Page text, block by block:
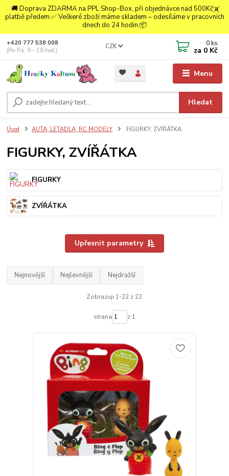
🚚 Doprava ZDARMA na PPL Shop-Box, při objednávce nad 500Kč a
platbě předem.✅ Veškeré zboží máme skladem – odesíláme v pracovních
dnech do 24 hodin.📦
Menu
CZK
Hledat
+420 777 538 008
(Po-Pá, 9 - 18 hod.)
0 ks
za 0 Kč
Úvod AUTA, LETADLA, RC MODELY FIGURKY, ZVÍŘÁTKA
FIGURKY, ZVÍŘÁTKA
FIGURKY
ZVÍŘÁTKA
Upřesnit parametry
Nejnovější Nejlevnější Nejdražší
Zobrazuji 1-22 z 22
strana z 1